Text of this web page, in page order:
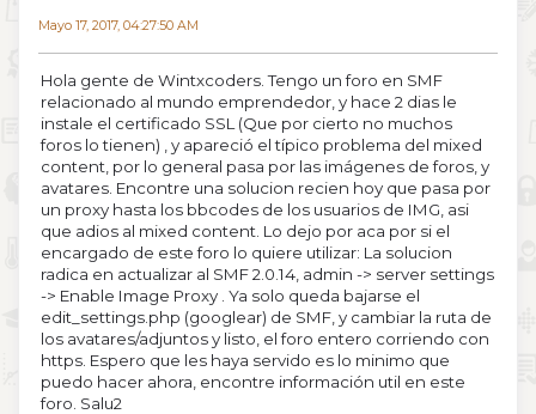
Mayo 17, 2017, 04:27:50 AM
Hola gente de Wintxcoders. Tengo un foro en SMF
relacionado al mundo emprendedor, y hace 2 dias le
instale el certificado SSL (Que por cierto no muchos
foros lo tienen) , y apareció el típico problema del mixed
content, por lo general pasa por las imágenes de foros, y
avatares. Encontre una solucion recien hoy que pasa por
un proxy hasta los bbcodes de los usuarios de IMG, asi
que adios al mixed content. Lo dejo por aca por si el
encargado de este foro lo quiere utilizar: La solucion
radica en actualizar al SMF 2.0.14, admin -> server settings
-> Enable Image Proxy . Ya solo queda bajarse el
edit_settings.php (googlear) de SMF, y cambiar la ruta de
los avatares/adjuntos y listo, el foro entero corriendo con
https. Espero que les haya servido es lo minimo que
puedo hacer ahora, encontre información util en este
foro. Salu2